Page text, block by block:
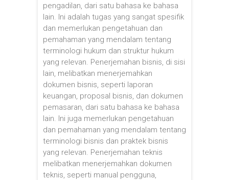
pengadilan, dari satu bahasa ke bahasa
lain. Ini adalah tugas yang sangat spesifik
dan memerlukan pengetahuan dan
pemahaman yang mendalam tentang
terminologi hukum dan struktur hukum
yang relevan. Penerjemahan bisnis, di sisi
lain, melibatkan menerjemahkan
dokumen bisnis, seperti laporan
keuangan, proposal bisnis, dan dokumen
pemasaran, dari satu bahasa ke bahasa
lain. Ini juga memerlukan pengetahuan
dan pemahaman yang mendalam tentang
terminologi bisnis dan praktek bisnis
yang relevan. Penerjemahan teknis
melibatkan menerjemahkan dokumen
teknis, seperti manual pengguna,